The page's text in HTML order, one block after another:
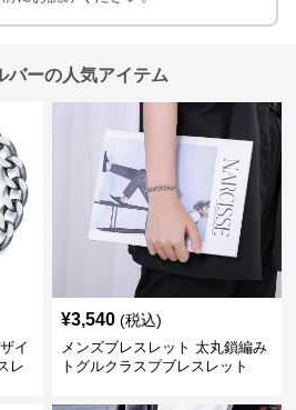
バーの人気アイテム
イ
レ
¥3,540 (税込)
メンズブレスレット 太丸鎖編み
トグルクラスプブレスレット